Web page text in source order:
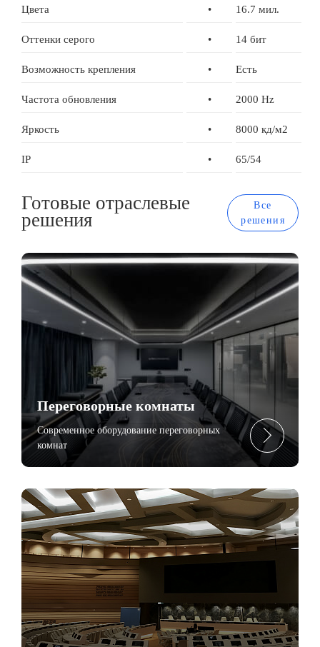
Цвета • 16.7 мил.
Оттенки серого • 14 бит
Возможность крепления • Есть
Частота обновления • 2000 Hz
Яркость • 8000 кд/м2
IP • 65/54
Готовые отраслевые
решения
Все
решения
Переговорные комнаты
Современное оборудование переговорных
комнат